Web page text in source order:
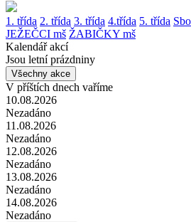
1. třída 2. třída 3. třída 4.třída 5. třída
JEŽEČCI mš ŽABIČKY mš
Kalendář akcí
Jsou letní prázdniny
Všechny akce
V příštích dnech vaříme
10.08.2026
Nezadáno
11.08.2026
Nezadáno
12.08.2026
Nezadáno
13.08.2026
Nezadáno
14.08.2026
Nezadáno